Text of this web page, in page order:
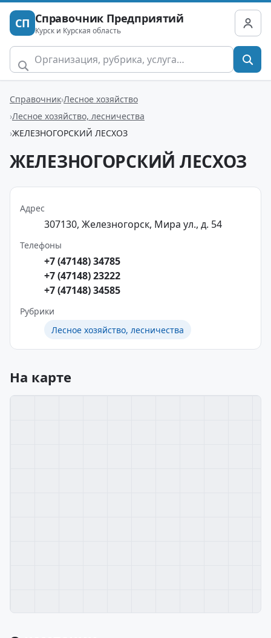
СП Справочник Предприятий
Курск и Курская область
Справочник Лесное хозяйство
Лесное хозяйство, лесничества
ЖЕЛЕЗНОГОРСКИЙ ЛЕСХОЗ
ЖЕЛЕЗНОГОРСКИЙ ЛЕСХОЗ
Адрес
307130, Железногорск, Мира ул., д. 54
Телефоны
+7 (47148) 34785
+7 (47148) 23222
+7 (47148) 34585
Рубрики
Лесное хозяйство, лесничества
На карте